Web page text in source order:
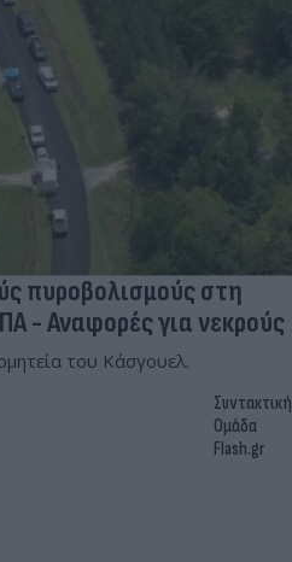
πυροβολισμούς στη
- Αναφορές για νεκρούς
του Κάσγουελ.
Συντακτική
Ομάδα
Flash.gr